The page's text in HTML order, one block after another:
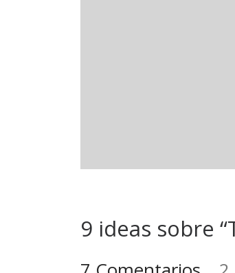
9 ideas sobre